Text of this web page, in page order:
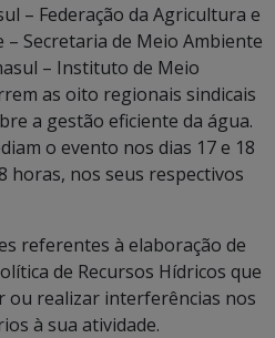
– Federação da Agricultura e
– Secretaria de Meio Ambiente
– Instituto de Meio
as oito regionais sindicais
a gestão eficiente da água.
o evento nos dias 17 e 18
horas, nos seus respectivos
referentes à elaboração de
de Recursos Hídricos que
ou realizar interferências nos
à sua atividade.